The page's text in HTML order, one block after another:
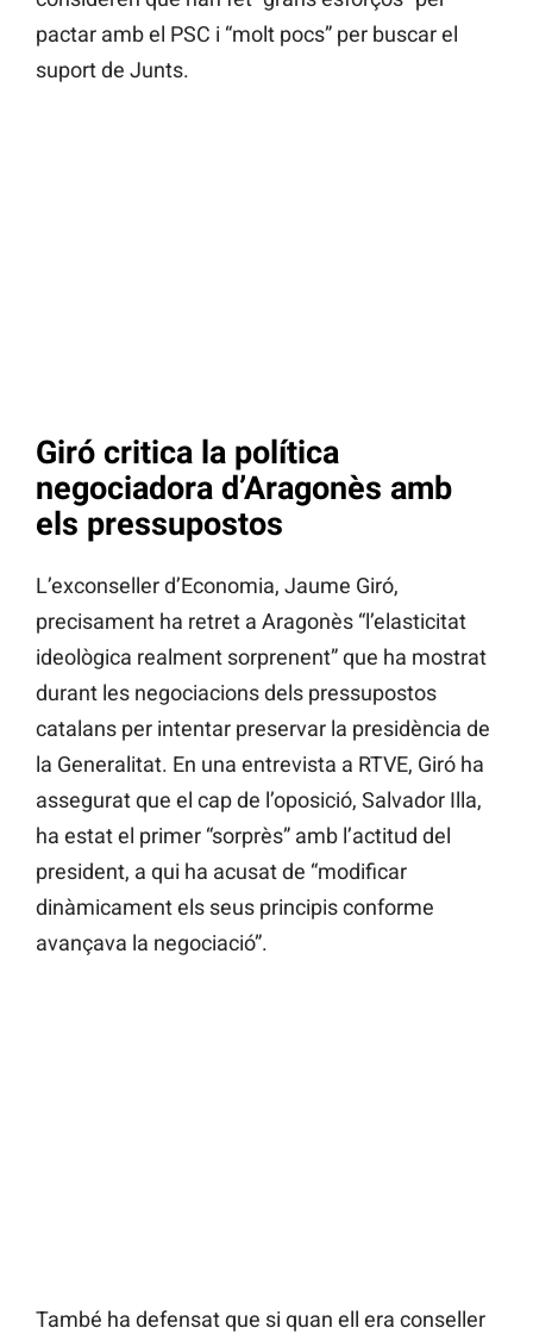
pactar amb el PSC i “molt pocs” per buscar el
suport de Junts.
Giró critica la política
negociadora d’Aragonès amb
els pressupostos
L’exconseller d’Economia, Jaume Giró,
precisament ha retret a Aragonès “l’elasticitat
ideològica realment sorprenent” que ha mostrat
durant les negociacions dels pressupostos
catalans per intentar preservar la presidència de
la Generalitat. En una entrevista a RTVE, Giró ha
assegurat que el cap de l’oposició, Salvador Illa,
ha estat el primer “sorprès” amb l’actitud del
president, a qui ha acusat de “modificar
dinàmicament els seus principis conforme
avançava la negociació”.
També ha defensat que si quan ell era conseller